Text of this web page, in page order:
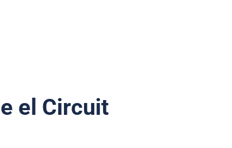
el Circuit